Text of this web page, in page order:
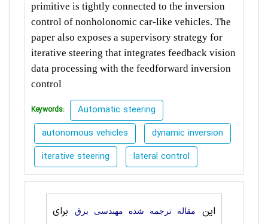
primitive is tightly connected to the inversion
control of nonholonomic car-like vehicles. The
paper also exposes a supervisory strategy for
iterative steering that integrates feedback vision
data processing with the feedforward inversion
control
Keywords:
Automatic steering
autonomous vehicles
dynamic inversion
iterative steering
lateral control
این مقاله ترجمه شده مهندسی برق
برای